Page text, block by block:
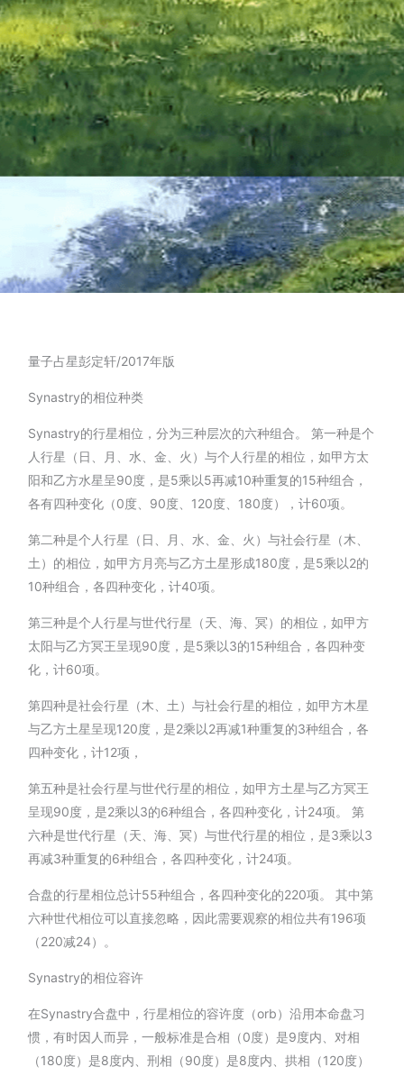
量子占星彭定轩/2017年版
Synastry的相位种类
Synastry的行星相位，分为三种层次的六种组合。 第一种是个
人行星（日、月、水、金、火）与个人行星的相位，如甲方太
阳和乙方水星呈90度，是5乘以5再减10种重复的15种组合，
各有四种变化（0度、90度、120度、180度），计60项。
第二种是个人行星（日、月、水、金、火）与社会行星（木、
土）的相位，如甲方月亮与乙方土星形成180度，是5乘以2的
10种组合，各四种变化，计40项。
第三种是个人行星与世代行星（天、海、冥）的相位，如甲方
太阳与乙方冥王呈现90度，是5乘以3的15种组合，各四种变
化，计60项。
第四种是社会行星（木、土）与社会行星的相位，如甲方木星
与乙方土星呈现120度，是2乘以2再减1种重复的3种组合，各
四种变化，计12项，
第五种是社会行星与世代行星的相位，如甲方土星与乙方冥王
呈现90度，是2乘以3的6种组合，各四种变化，计24项。 第
六种是世代行星（天、海、冥）与世代行星的相位，是3乘以3
再减3种重复的6种组合，各四种变化，计24项。
合盘的行星相位总计55种组合，各四种变化的220项。 其中第
六种世代相位可以直接忽略，因此需要观察的相位共有196项
（220减24）。
Synastry的相位容许
在Synastry合盘中，行星相位的容许度（orb）沿用本命盘习
惯，有时因人而异，一般标准是合相（0度）是9度内、对相
（180度）是8度内、刑相（90度）是8度内、拱相（120度）